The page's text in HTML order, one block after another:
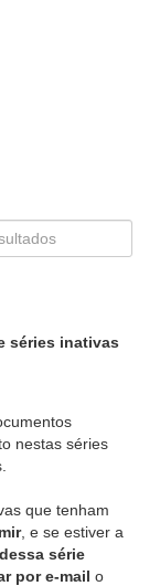
séries inativas
nestas séries
que tenham
, e se estiver a
série
por e-mail o